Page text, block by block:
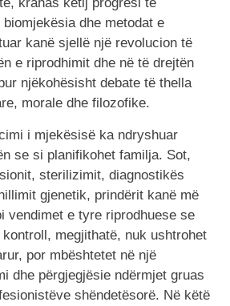
krahas këtij progresi të
dhe metodat e
kanë sjellë një revolucion të
e riprodhimit dhe në të drejtën
njëkohësisht debate të thella
morale dhe filozofike.
i mjekësisë ka ndryshuar
se si planifikohet familja. Sot,
sterilizimit, diagnostikës
gjenetik, prindërit kanë më
vendimet e tyre riprodhuese se
megjithatë, nuk ushtrohet
por mbështetet në një
dhe përgjegjësie ndërmjet gruas
shëndetësorë. Në këtë